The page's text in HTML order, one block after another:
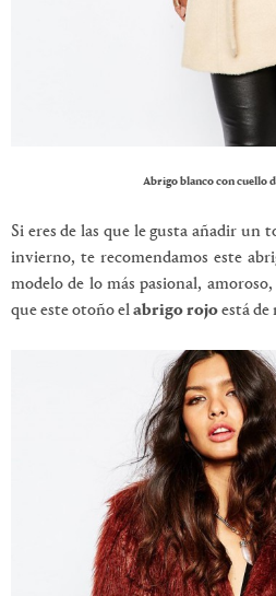
Abrigo blanco con cuello
Si eres de las que le gusta añadir un
invierno, te recomendamos este
modelo de lo más pasional,
que este otoño elabrigo rojoestá de